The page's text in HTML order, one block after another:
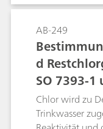
oxidiert. Die
mit
einer
eines
AB-249
d
SO 7393-1
Chlor wird zu
Trinkwasser